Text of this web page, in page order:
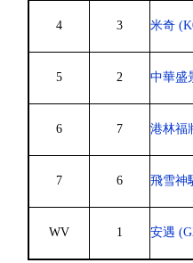
4 3 米奇
5 2 中華盛
6 7 港林福
7 6 飛雪神
WV 1 安遇